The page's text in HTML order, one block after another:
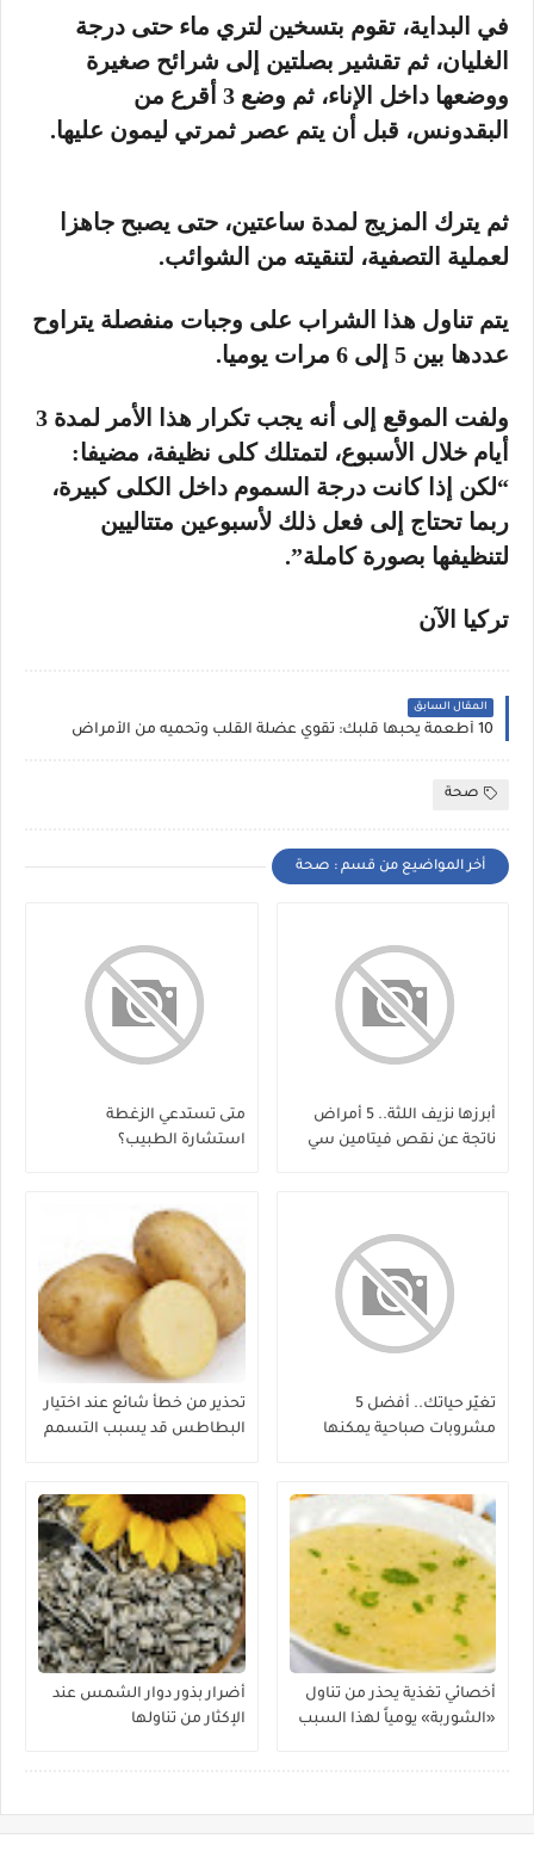
في البداية، تقوم بتسخين لتري ماء حتى درجة
الغليان، ثم تقشير بصلتين إلى شرائح صغيرة
ووضعها داخل الإناء، ثم وضع 3 أقرع من
البقدونس، قبل أن يتم عصر ثمرتي ليمون عليها.
ثم يترك المزيج لمدة ساعتين، حتى يصبح جاهزا
لعملية التصفية، لتنقيته من الشوائب.
يتم تناول هذا الشراب على وجبات منفصلة يتراوح
عددها بين 5 إلى 6 مرات يوميا.
ولفت الموقع إلى أنه يجب تكرار هذا الأمر لمدة 3
أيام خلال الأسبوع، لتمتلك كلى نظيفة، مضيفا:
“لكن إذا كانت درجة السموم داخل الكلى كبيرة،
ربما تحتاج إلى فعل ذلك لأسبوعين متتاليين
لتنظيفها بصورة كاملة”.
تركيا الآن
المقال السابق
10 أطعمة يحبها قلبك: تقوي عضلة القلب وتحميه من الأمراض
صحة
أخر المواضيع من قسم : صحة
أبرزها نزيف اللثة.. 5 أمراض
ناتجة عن نقص فيتامين سي
متى تستدعي الزغطة
استشارة الطبيب؟
تغيّر حياتك.. أفضل 5
مشروبات صباحية يمكنها
تحذير من خطأ شائع عند اختيار
البطاطس قد يسبب التسمم
أخصائي تغذية يحذر من تناول
«الشوربة» يومياً لهذا السبب
أضرار بذور دوار الشمس عند
الإكثار من تناولها